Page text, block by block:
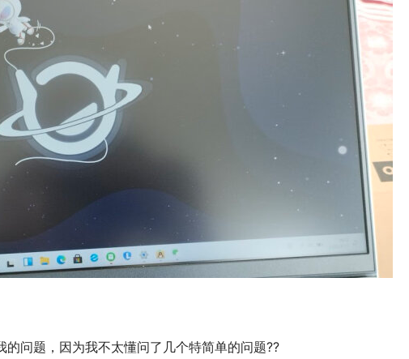
问题，因为我不太懂问了几个特简单的问题??